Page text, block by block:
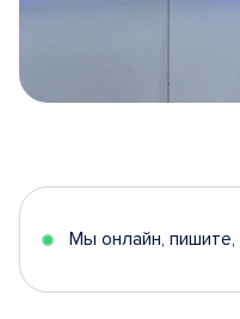
5
Мы онлайн, пишите,